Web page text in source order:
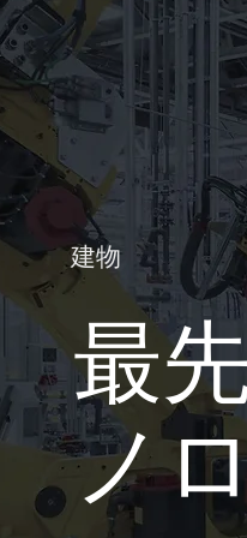
建物
最
ノ